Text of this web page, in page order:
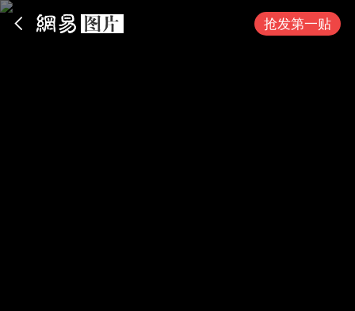
抢发第一贴
App内打开